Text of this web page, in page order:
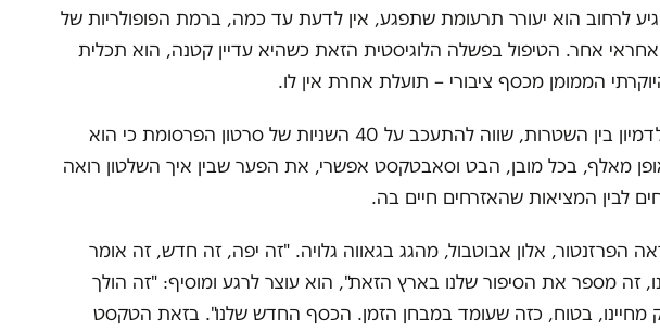
לרחוב הוא יעורר תרעומת שתפגע, אין לדעת עד כמה, ברמת הפופולריות של
אחר. הטיפול בפשלה הלוגיסטית הזאת כשהיא עדיין קטנה, הוא תכלית
הממומן מכסף ציבורי – תועלת אחרת אין לו.
בלי קשר לדמיון בין השטרות, שווה להתעכב על 40 השניות של סרטון הפרסומת כי הוא
מאלף, בכל מובן, הבט וסאבטקסט אפשרי, את הפער שבין איך השלטון רואה
לבין המציאות שהאזרחים חיים בה.
הפרזנטור, אלון אבוטבול, מהגג בגאווה גלויה. "זה יפה, זה חדש, זה אומר
זה מספר את הסיפור שלנו בארץ הזאת", הוא עוצר לרגע ומוסיף: "זה הולך
מחיינו, בטוח, כזה שעומד במבחן הזמן. הכסף החדש שלנו". בזאת הטקסט